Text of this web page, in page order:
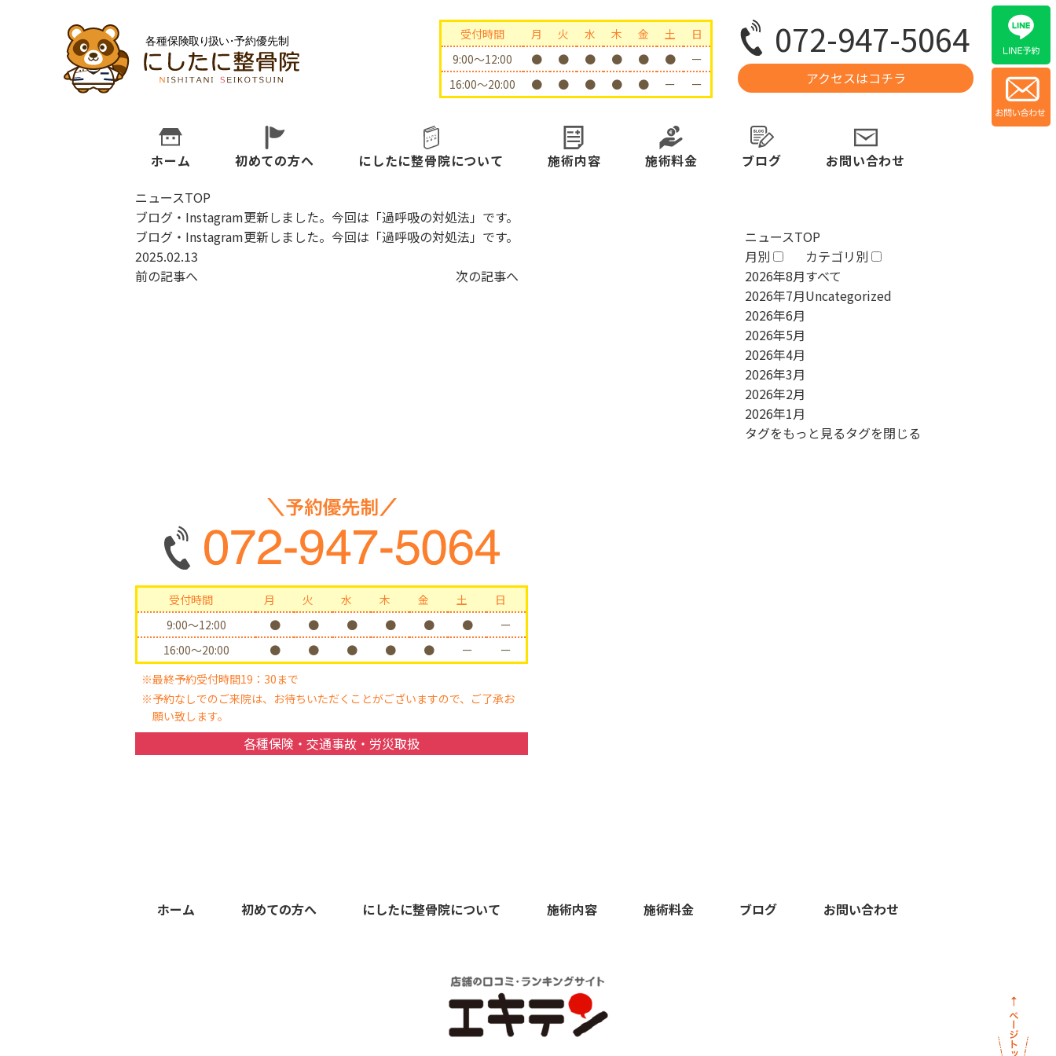
受付時間 月 火 水 木 金 土
日
9:00〜12:00
● ● ● ● ● ●
ー
16:00〜20:00
● ● ● ● ● ー ー
072-947-5064
アクセスはコチラ
ホーム 初めての方へ にしたに整骨院について 施術内容 施術料金 ブログ
お問い合わせ
ニュースTOP
ブログ・Instagram更新しました。今回は「過呼吸の対処法」です。
ブログ・Instagram更新しました。今回は「過呼吸の対処法」です。
2025.02.13
前の記事へ
次の記事へ
ニュースTOP
月別
2026年8月
2026年7月
2026年6月
2026年5月
2026年4月
2026年3月
2026年2月
2026年1月
カテゴリ別
すべて
Uncategorized
タグをもっと見るタグを閉じる
受付時間 月 火 水 木 金 土
日
9:00〜12:00
● ● ● ● ● ●
ー
16:00〜20:00
● ● ● ● ● ー
ー
※最終予約受付時間19：30まで
※予約なしでのご来院は、お待ちいただくことがございますので、ご了承お
願い致します。
各種保険・交通事故・労災取扱
ホーム 初めての方へ にしたに整骨院について 施術内容 施術料金 ブログ お問い合わせ